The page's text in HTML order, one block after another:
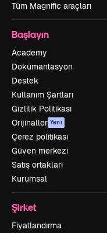
Tüm Magnific araçları
Başlayın
Academy
Dokümantasyon
Destek
Kullanım Şartları
Gizlilik Politikası
Orijinaller Yeni
Çerez politikası
Güven merkezi
Satış ortakları
Kurumsal
Şirket
Fiyatlandırma